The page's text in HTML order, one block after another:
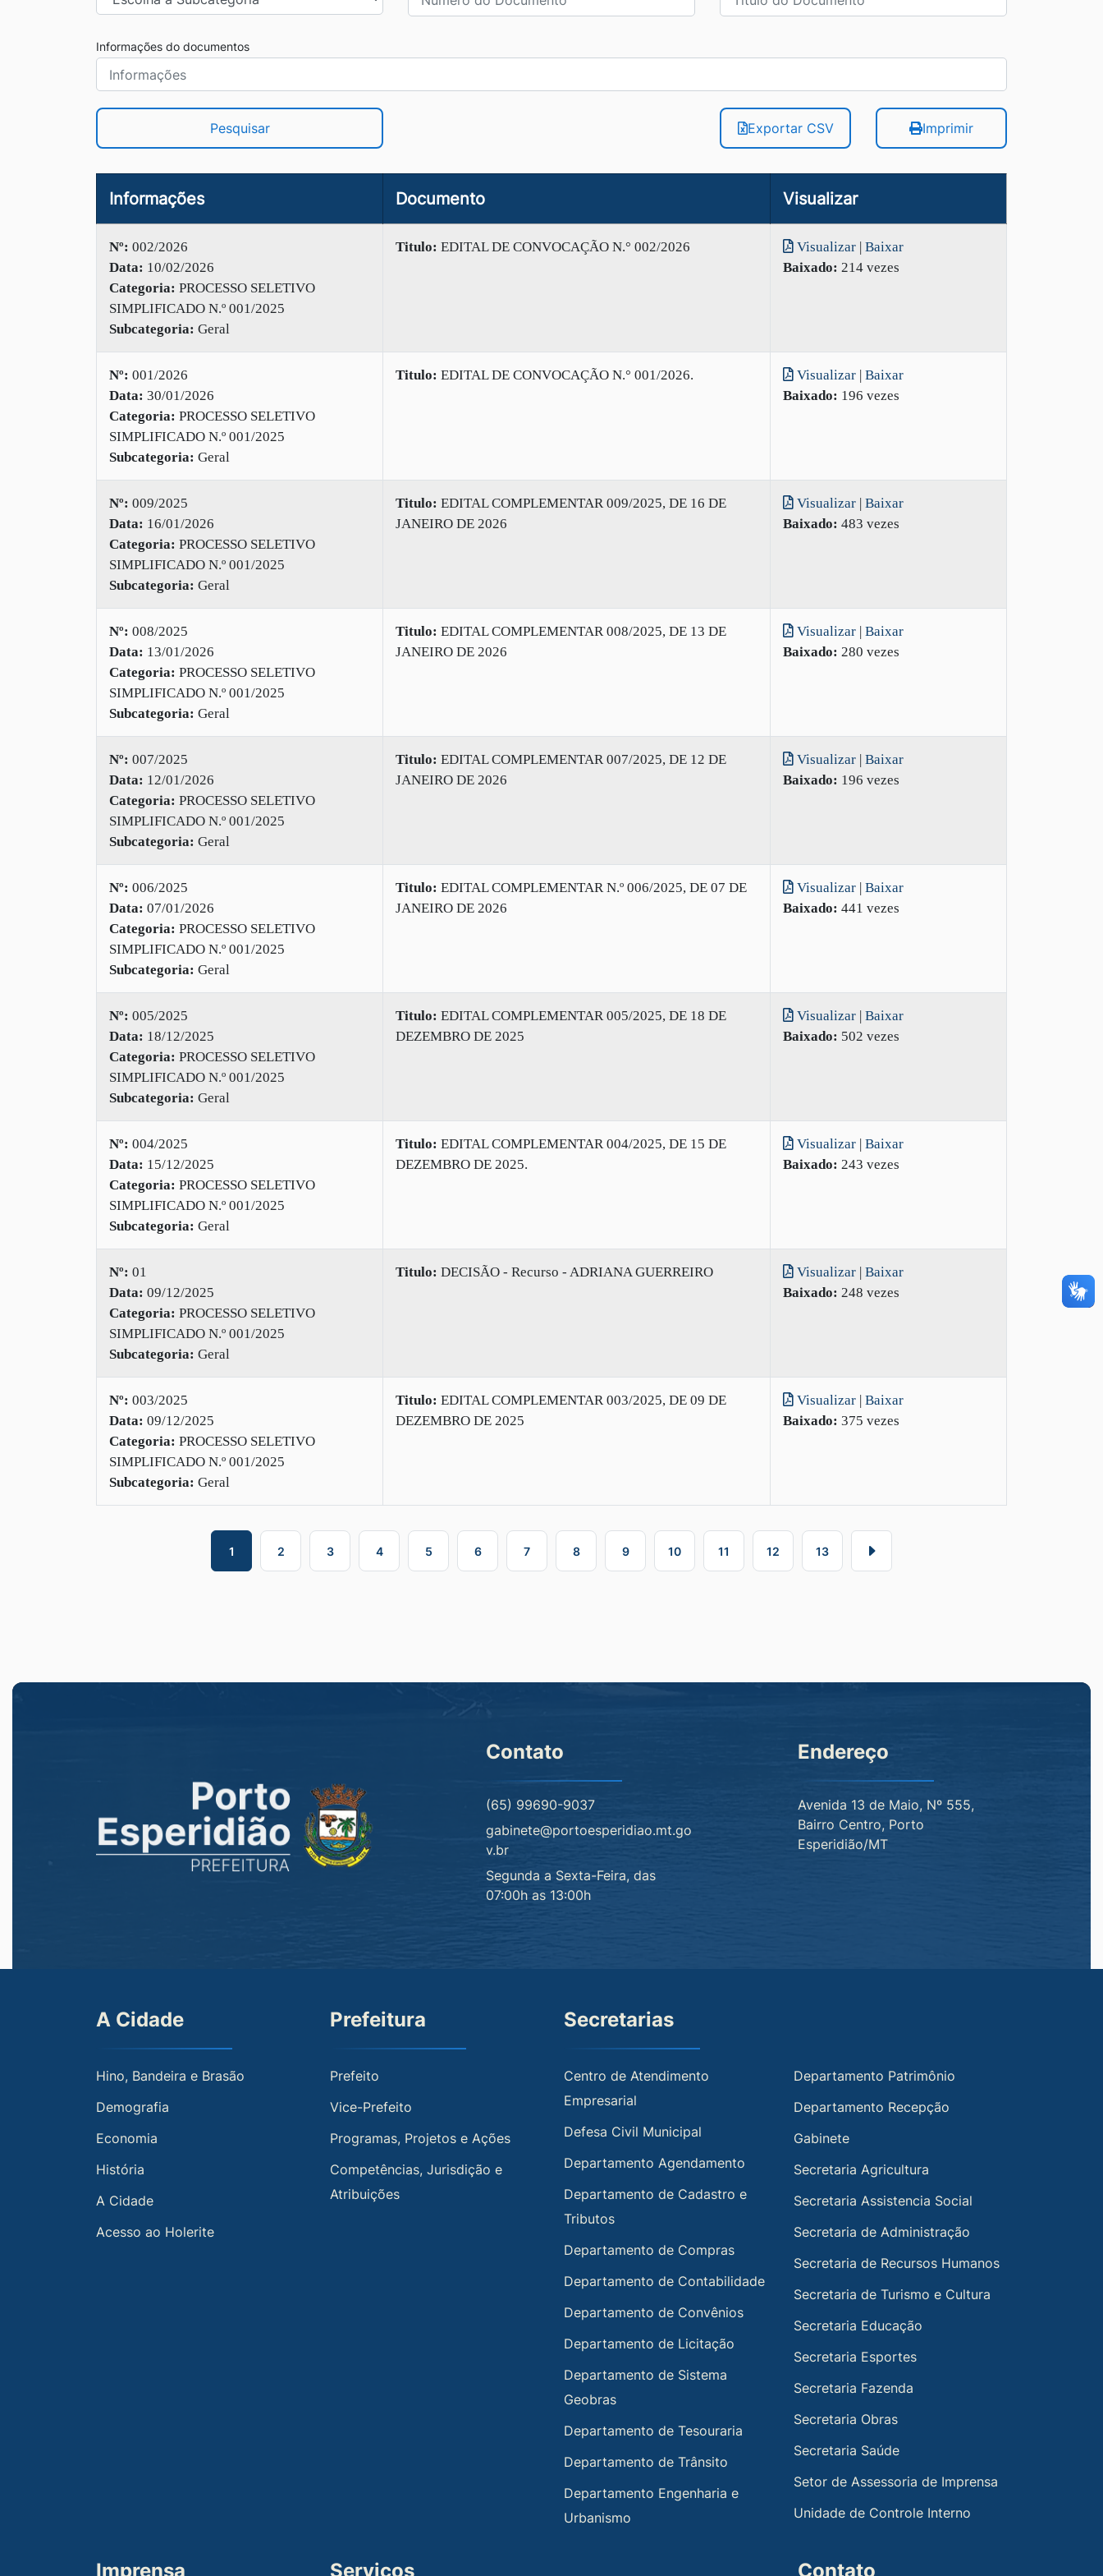
Informações do documentos
Pesquisar Exportar CSV Imprimir
Informações Documento Visualizar
Nº: 002/2026
Data: 10/02/2026
Categoria: PROCESSO SELETIVO
SIMPLIFICADO N.º 001/2025
Subcategoria: Geral
Titulo: EDITAL DE CONVOCAÇÃO N.° 002/2026 Visualizar | Baixar
Baixado: 214 vezes
Nº: 001/2026
Data: 30/01/2026
Categoria: PROCESSO SELETIVO
SIMPLIFICADO N.º 001/2025
Subcategoria: Geral
Titulo: EDITAL DE CONVOCAÇÃO N.° 001/2026. Visualizar | Baixar
Baixado: 196 vezes
Nº: 009/2025
Data: 16/01/2026
Categoria: PROCESSO SELETIVO
SIMPLIFICADO N.º 001/2025
Subcategoria: Geral
Titulo: EDITAL COMPLEMENTAR 009/2025, DE 16 DE
JANEIRO DE 2026
Visualizar | Baixar
Baixado: 483 vezes
Nº: 008/2025
Data: 13/01/2026
Categoria: PROCESSO SELETIVO
SIMPLIFICADO N.º 001/2025
Subcategoria: Geral
Titulo: EDITAL COMPLEMENTAR 008/2025, DE 13 DE
JANEIRO DE 2026
Visualizar | Baixar
Baixado: 280 vezes
Nº: 007/2025
Data: 12/01/2026
Categoria: PROCESSO SELETIVO
SIMPLIFICADO N.º 001/2025
Subcategoria: Geral
Titulo: EDITAL COMPLEMENTAR 007/2025, DE 12 DE
JANEIRO DE 2026
Visualizar | Baixar
Baixado: 196 vezes
Nº: 006/2025
Data: 07/01/2026
Categoria: PROCESSO SELETIVO
SIMPLIFICADO N.º 001/2025
Subcategoria: Geral
Titulo: EDITAL COMPLEMENTAR N.º 006/2025, DE 07 DE
JANEIRO DE 2026
Visualizar | Baixar
Baixado: 441 vezes
Nº: 005/2025
Data: 18/12/2025
Categoria: PROCESSO SELETIVO
SIMPLIFICADO N.º 001/2025
Subcategoria: Geral
Titulo: EDITAL COMPLEMENTAR 005/2025, DE 18 DE
DEZEMBRO DE 2025
Visualizar | Baixar
Baixado: 502 vezes
Nº: 004/2025
Data: 15/12/2025
Categoria: PROCESSO SELETIVO
SIMPLIFICADO N.º 001/2025
Subcategoria: Geral
Titulo: EDITAL COMPLEMENTAR 004/2025, DE 15 DE
DEZEMBRO DE 2025.
Visualizar | Baixar
Baixado: 243 vezes
Nº: 01
Data: 09/12/2025
Categoria: PROCESSO SELETIVO
SIMPLIFICADO N.º 001/2025
Subcategoria: Geral
Titulo: DECISÃO - Recurso - ADRIANA GUERREIRO Visualizar | Baixar
Baixado: 248 vezes
Nº: 003/2025
Data: 09/12/2025
Categoria: PROCESSO SELETIVO
SIMPLIFICADO N.º 001/2025
Subcategoria: Geral
Titulo: EDITAL COMPLEMENTAR 003/2025, DE 09 DE
DEZEMBRO DE 2025
Visualizar | Baixar
Baixado: 375 vezes
1 2 3 4 5 6 7 8 9 10 11 12 13
Contato
(65) 99690-9037
gabinete@portoesperidiao.mt.go
v.br
Segunda a Sexta-Feira, das
07:00h as 13:00h
Endereço
Avenida 13 de Maio, Nº 555,
Bairro Centro, Porto
Esperidião/MT
A Cidade
Hino, Bandeira e Brasão
Demografia
Economia
História
A Cidade
Acesso ao Holerite
Prefeitura
Prefeito
Vice-Prefeito
Programas, Projetos e Ações
Competências, Jurisdição e
Atribuições
Secretarias
Centro de Atendimento
Empresarial
Defesa Civil Municipal
Departamento Agendamento
Departamento de Cadastro e
Tributos
Departamento de Compras
Departamento de Contabilidade
Departamento de Convênios
Departamento de Licitação
Departamento de Sistema
Geobras
Departamento de Tesouraria
Departamento de Trânsito
Departamento Engenharia e
Urbanismo
Departamento Patrimônio
Departamento Recepção
Gabinete
Secretaria Agricultura
Secretaria Assistencia Social
Secretaria de Administração
Secretaria de Recursos Humanos
Secretaria de Turismo e Cultura
Secretaria Educação
Secretaria Esportes
Secretaria Fazenda
Secretaria Obras
Secretaria Saúde
Setor de Assessoria de Imprensa
Unidade de Controle Interno
Imprensa Serviços Contato